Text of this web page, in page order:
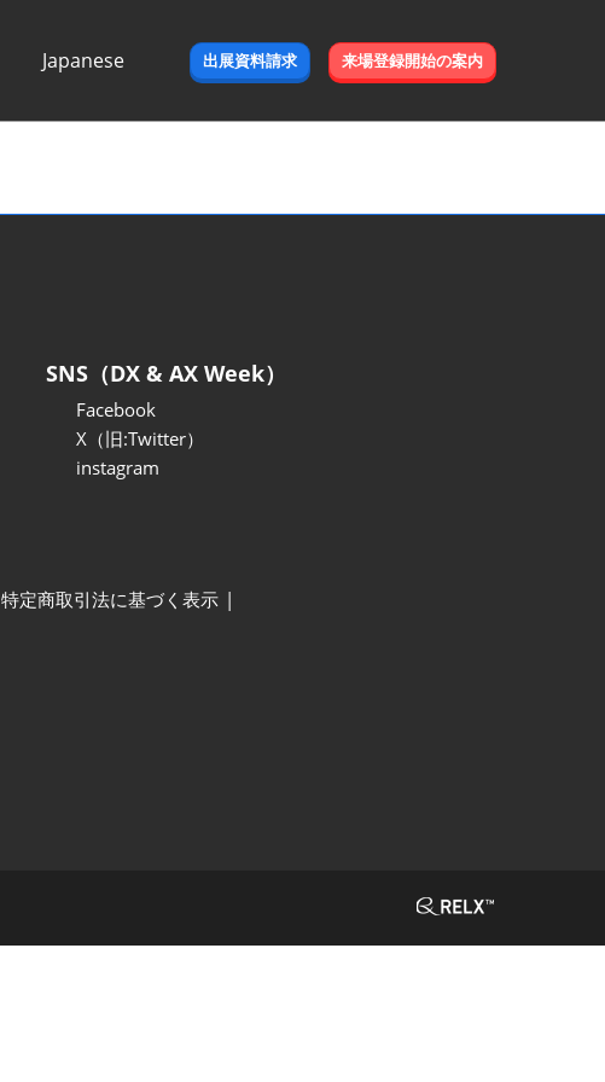
Japanese
出展資料請求 来場登録開始の案内
SNS（DX & AX Week）
Facebook
X（旧:Twitter）
instagram
特定商取引法に基づく表示